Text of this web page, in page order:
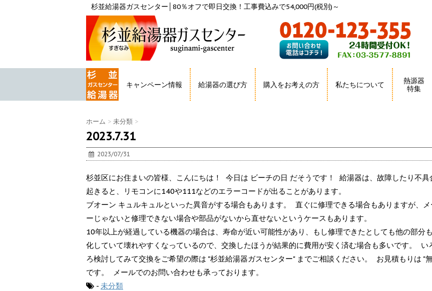
杉並給湯器ガスセンター│80％オフで即日交換！工事費込みで54,000円(税別)～
キャンペーン情報 給湯器の選び方 購入をお考えの方 私たちについて
熱源器
特集
ホーム > 未分類 >
2023.7.31
2023/07/31
杉並区にお住まいの皆様、こんにちは！ 今日は ビーチの日 だそうです！ 給湯器は、故障したり不具
起きると、リモコンに140や111などのエラーコードが出ることがあります。
ブオーン キュルキュルといった異音がする場合もあります。 直ぐに修理できる場合もありますが、メ
ーじゃないと修理できない場合や部品がないから直せないというケースもあります。
10年以上が経過している機器の場合は、寿命が近い可能性があり、もし修理できたとしても他の部分
化していて壊れやすくなっているので、交換したほうが結果的に費用が安く済む場合も多いです。 い
ろ検討してみて交換をご希望の際は "杉並給湯器ガスセンター" までご相談ください。 お見積もりは "
です。 メールでのお問い合わせも承っております。
- 未分類